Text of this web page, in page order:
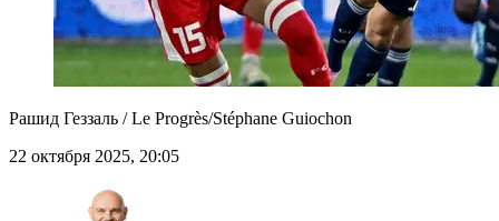
Рашид Геззаль / Le Progrès/Stéphane Guiochon
22 октября 2025, 20:05